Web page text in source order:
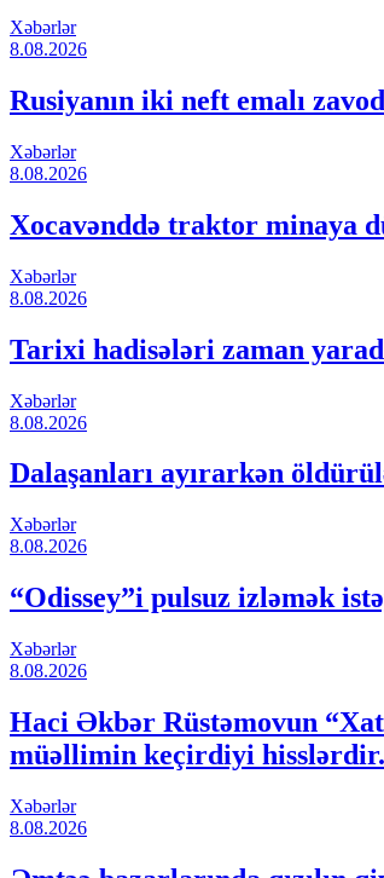
Xəbərlər
8.08.2026
Rusiyanın iki neft emalı
Xəbərlər
8.08.2026
Xocavənddə traktor minaya
Xəbərlər
8.08.2026
Tarixi hadisələri zaman
Xəbərlər
8.08.2026
Dalaşanları ayırarkən
Xəbərlər
8.08.2026
“Odissey”i pulsuz izləmək
Xəbərlər
8.08.2026
Haci Əkbər Rüstəmovun
müəllimin keçirdiyi hisslərdir.
Xəbərlər
8.08.2026